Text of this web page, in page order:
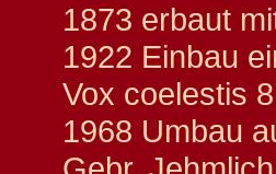
1873 erbaut
1922 Einbau
Vox coelestis
1968 Umbau